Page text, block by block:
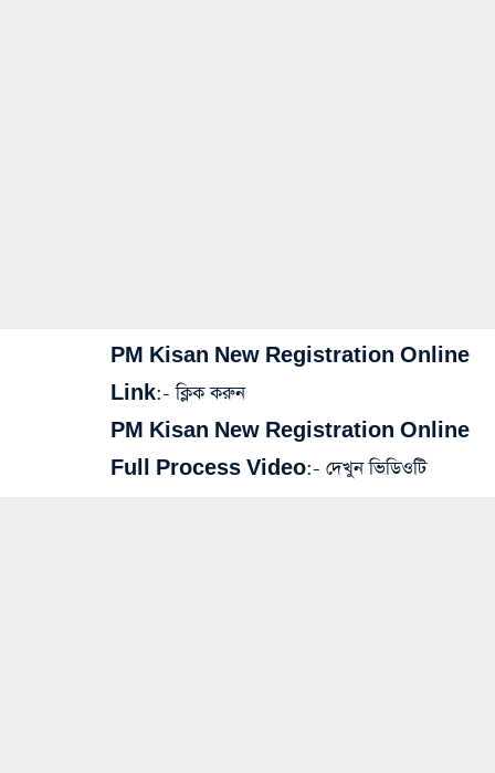
PM Kisan New Registration Online
Link:- ক্লিক করুন
PM Kisan New Registration Online
Full Process Video:- দেখুন ভিডিওটি